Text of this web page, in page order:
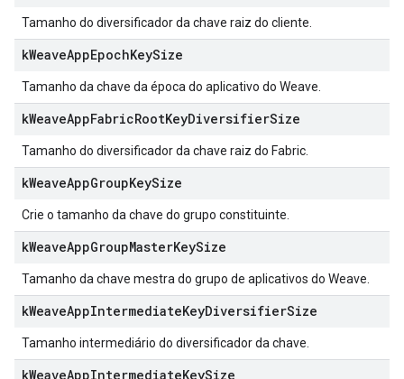
Tamanho do diversificador da chave raiz do cliente.
kWeaveAppEpochKeySize
Tamanho da chave da época do aplicativo do Weave.
kWeaveAppFabricRootKeyDiversifierSize
Tamanho do diversificador da chave raiz do Fabric.
kWeaveAppGroupKeySize
Crie o tamanho da chave do grupo constituinte.
kWeaveAppGroupMasterKeySize
Tamanho da chave mestra do grupo de aplicativos do Weave.
kWeaveAppIntermediateKeyDiversifierSize
Tamanho intermediário do diversificador da chave.
kWeaveAppIntermediateKeySize